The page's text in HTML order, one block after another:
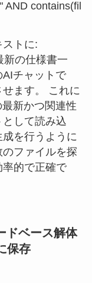
トに:
新の仕様書一
チャットで
せます。 これに
新かつ関連性
して読み込
を行うように
ファイルを探
率的で正確で
ドベース解体
保存